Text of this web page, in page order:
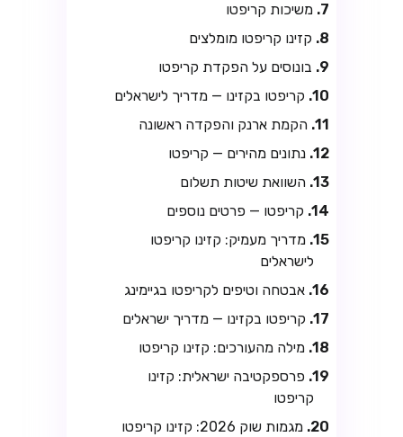
משיכות קריפטו
קזינו קריפטו מומלצים
בונוסים על הפקדת קריפטו
קריפטו בקזינו — מדריך לישראלים
הקמת ארנק והפקדה ראשונה
נתונים מהירים — קריפטו
השוואת שיטות תשלום
קריפטו — פרטים נוספים
מדריך מעמיק: קזינו קריפטו
לישראלים
אבטחה וטיפים לקריפטו בגיימינג
קריפטו בקזינו — מדריך ישראלים
מילה מהעורכים: קזינו קריפטו
פרספקטיבה ישראלית: קזינו
קריפטו
מגמות שוק 2026: קזינו קריפטו